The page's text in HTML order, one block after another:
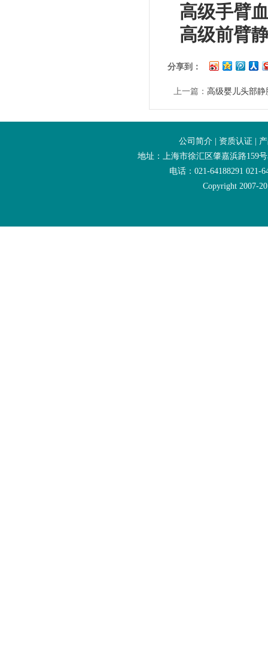
高级手臂
高级前臂
分享到：
上一篇： 高级婴儿头部
公司简介| 资质认证
地址：上海市徐汇区肇嘉浜路159
电话：021-64188291 021-
Copyright 2007-